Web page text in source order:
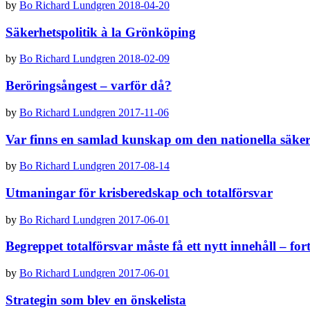
by Bo Richard Lundgren 2018-04-20
Säkerhetspolitik à la Grönköping
by Bo Richard Lundgren 2018-02-09
Beröringsångest – varför då?
by Bo Richard Lundgren 2017-11-06
Var finns en samlad kunskap om den nationella
by Bo Richard Lundgren 2017-08-14
Utmaningar för krisberedskap och totalförsvar
by Bo Richard Lundgren 2017-06-01
Begreppet totalförsvar måste få ett nytt innehåll –
by Bo Richard Lundgren 2017-06-01
Strategin som blev en önskelista